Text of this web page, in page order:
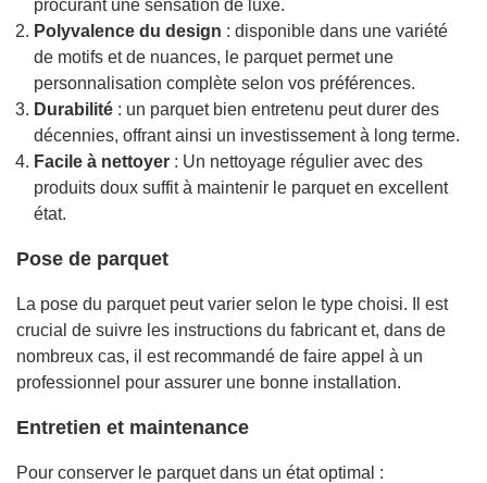
procurant une sensation de luxe.
Polyvalence du design : disponible dans une variété
de motifs et de nuances, le parquet permet une
personnalisation complète selon vos préférences.
Durabilité : un parquet bien entretenu peut durer des
décennies, offrant ainsi un investissement à long terme.
Facile à nettoyer : Un nettoyage régulier avec des
produits doux suffit à maintenir le parquet en excellent
état.
Pose de parquet
La pose du parquet peut varier selon le type choisi. Il est
crucial de suivre les instructions du fabricant et, dans de
nombreux cas, il est recommandé de faire appel à un
professionnel pour assurer une bonne installation.
Entretien et maintenance
Pour conserver le parquet dans un état optimal :